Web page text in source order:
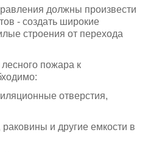
должны произвести
- создать широкие
строения от перехода
пожара к
отверстия,
и другие емкости в